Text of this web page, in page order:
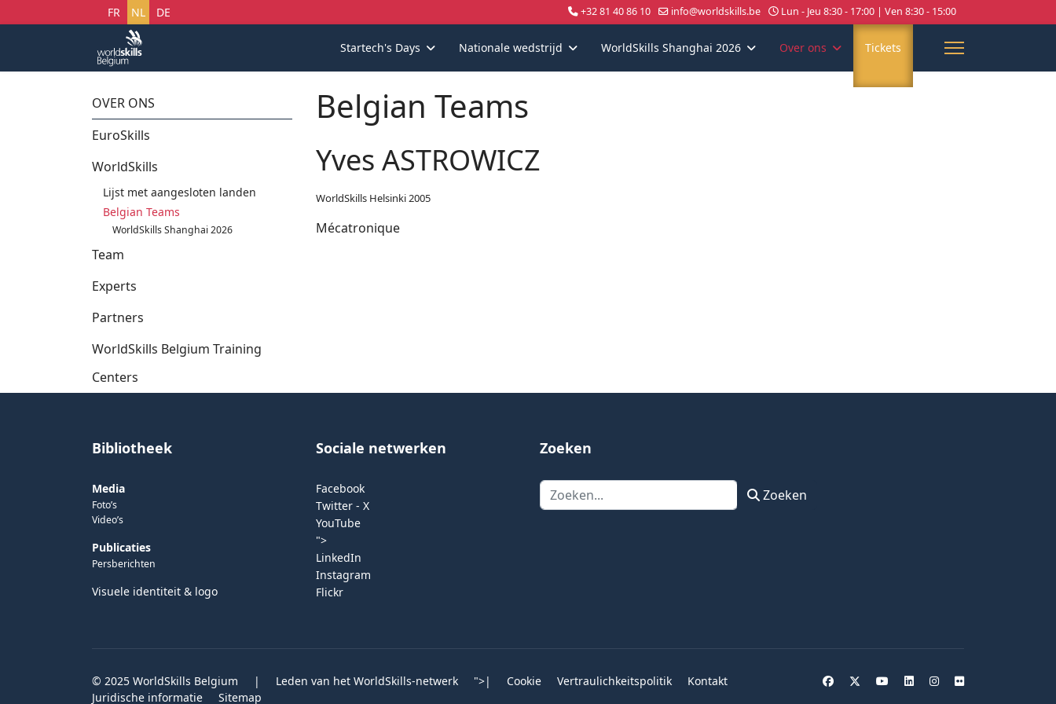
Selecteer uw taal
FR NL DE +32 81 40 86 10 info@worldskills.be Lun - Jeu 8:30 - 17:00 | Ven 8:30 - 15:00
Startech's Days Nationale wedstrijd WorldSkills Shanghai 2026 Over ons Tickets
OVER ONS
EuroSkills
WorldSkills
Lijst met aangesloten landen
Belgian Teams
WorldSkills Shanghai 2026
Team
Experts
Partners
WorldSkills Belgium Training
Centers
Belgian Teams
Yves ASTROWICZ
WorldSkills Helsinki 2005
Mécatronique
Bibliotheek
Media
Foto’s
Video’s
Publicaties
Persberichten
Visuele identiteit & logo
Sociale netwerken
Facebook
Twitter - X
YouTube
">
LinkedIn
Instagram
Flickr
Zoeken
Zoeken Zoeken
© 2025 WorldSkills Belgium | Leden van het WorldSkills-netwerk ">| Cookie Vertraulichkeitspolitik
Kontakt
Juridische informatie
Sitemap